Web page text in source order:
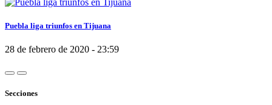
Puebla liga triunfos en Tijuana
28 de febrero de 2020 - 23:59
Secciones